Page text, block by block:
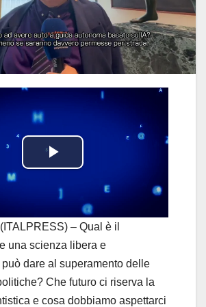
P
l
a
y
V
– Qual è il
una scienza libera e
dare al superamento delle
Che futuro ci riserva la
e cosa dobbiamo aspettarci